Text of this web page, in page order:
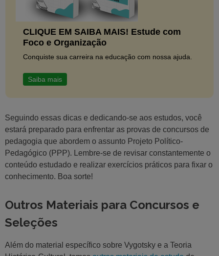
CLIQUE EM SAIBA MAIS! Estude com
Foco e Organização
Conquiste sua carreira na educação com nossa ajuda.
Saiba mais
Seguindo essas dicas e dedicando-se aos estudos, você
estará preparado para enfrentar as provas de concursos de
pedagogia que abordem o assunto Projeto Político-
Pedagógico (PPP). Lembre-se de revisar constantemente o
conteúdo estudado e realizar exercícios práticos para fixar o
conhecimento. Boa sorte!
Outros Materiais para Concursos e
Seleções
Além do material específico sobre Vygotsky e a Teoria